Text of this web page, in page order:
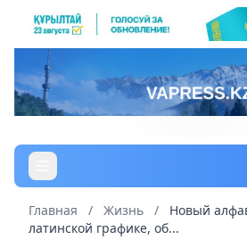
Главная / Жизнь /
Новый
латинской графике, об...